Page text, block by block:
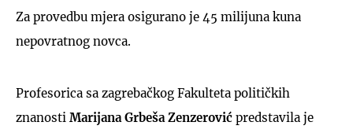
Za provedbu mjera osigurano je 45 milijuna kuna
nepovratnog novca.
Profesorica sa zagrebačkog Fakulteta političkih
znanosti Marijana Grbeša Zenzerović predstavila je